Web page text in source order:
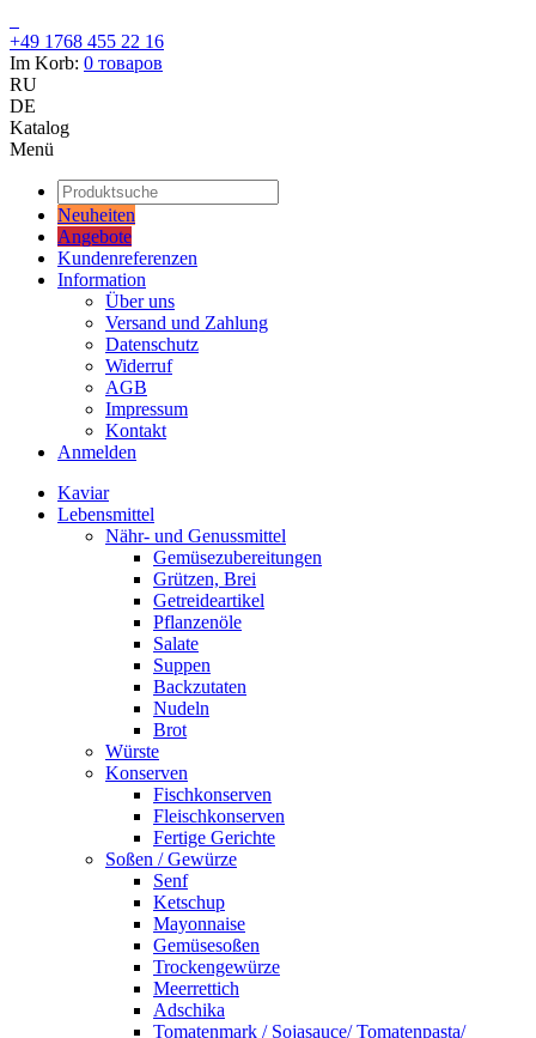
+49 1768 455 22 16
Im Korb: 0 товаров
RU
DE
Katalog
Menü
Neuheiten
Angebote
Kundenreferenzen
Information
Über uns
Versand und Zahlung
Datenschutz
Widerruf
AGB
Impressum
Kontakt
Anmelden
Kaviar
Lebensmittel
Nähr- und Genussmittel
Gemüsezubereitungen
Grützen, Brei
Getreideartikel
Pflanzenöle
Salate
Suppen
Backzutaten
Nudeln
Brot
Würste
Konserven
Fischkonserven
Fleischkonserven
Fertige Gerichte
Soßen / Gewürze
Senf
Ketschup
Mayonnaise
Gemüsesoßen
Trockengewürze
Meerrettich
Adschika
Tomatenmark / Sojasauce/ Tomatenpasta/